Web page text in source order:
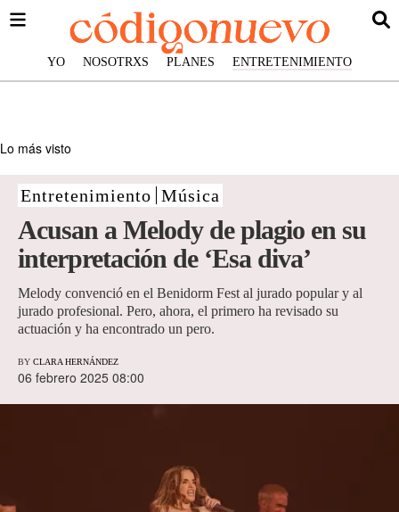
YO NOSOTRXS PLANES ENTRETENIMIENTO
Lo más visto
Entretenimiento Música
Acusan a Melody de plagio en su
interpretación de ‘Esa diva’
Melody convenció en el Benidorm Fest al jurado popular y al
jurado profesional. Pero, ahora, el primero ha revisado su
actuación y ha encontrado un pero.
BY CLARA HERNÁNDEZ
06 febrero 2025 08:00